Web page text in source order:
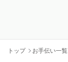
トップ お手伝い一覧